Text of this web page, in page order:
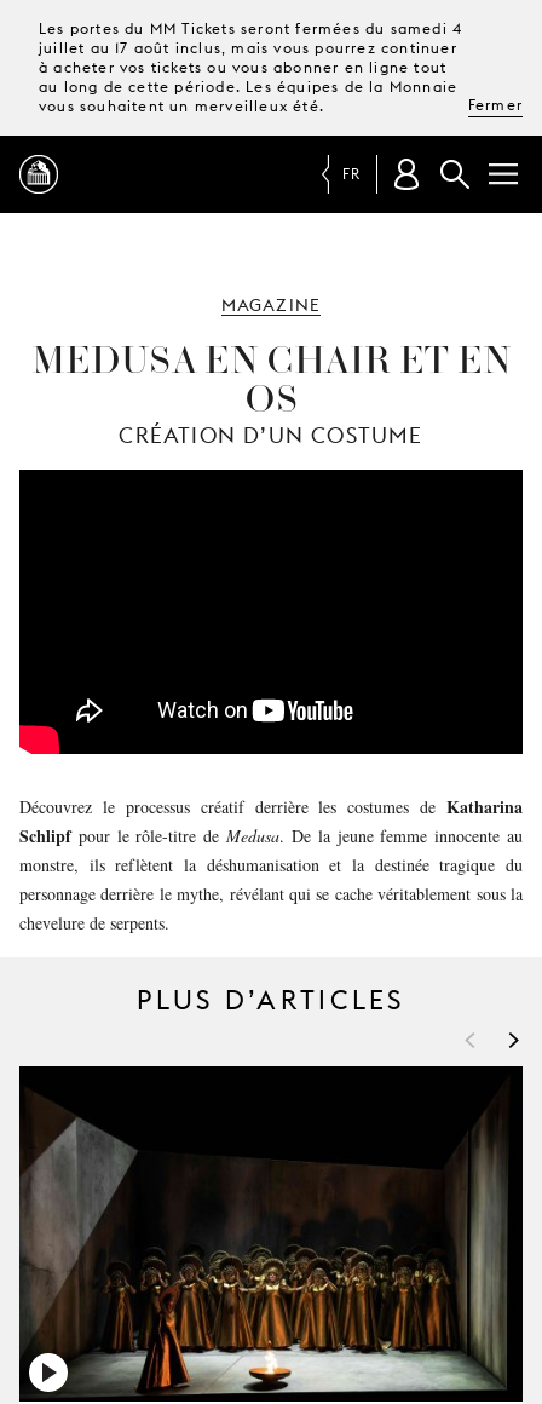
Les portes du MM Tickets seront fermées du samedi 4
juillet au 17 août inclus, mais vous pourrez continuer
à acheter vos tickets ou vous abonner en ligne tout
au long de cette période. Les équipes de la Monnaie
vous souhaitent un merveilleux été.
Fermer
ABONNEMENTS
NOUS
FR
MAGAZINE
MEDUSA EN CHAIR ET EN
OS
CRÉATION D’UN COSTUME
Découvrez le processus créatif derrière les costumes de Katharina
Schlipfpour le rôle-titre deMedusa. De la jeune femme innocente au
monstre, ils reflètent la déshumanisation et la destinée tragique du
personnage derrière le mythe, révélant qui se cache véritablement sous la
chevelure de serpents.
PLUS D’ARTICLES
< >